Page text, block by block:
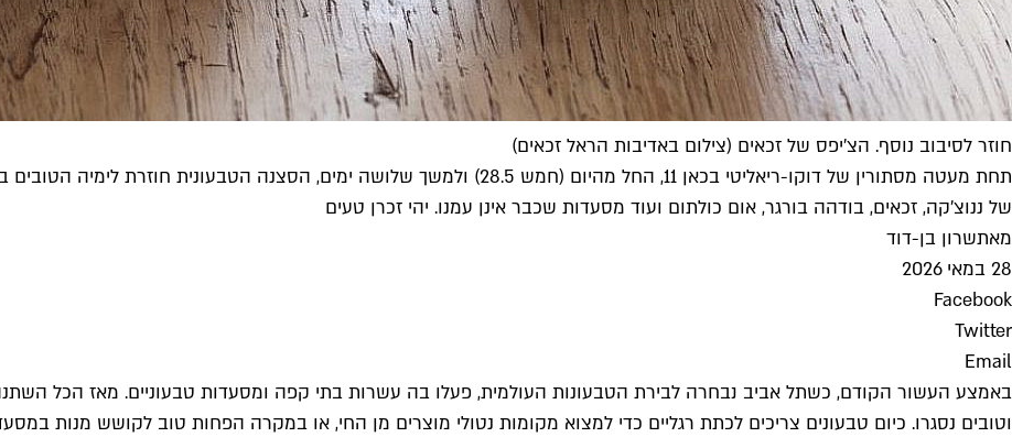
חוזר לסיבוב נוסף. הצ'יפס של זכאים (צילום באדיבות הראל זכאים)
תחת מעטה מסתורין של דוקו-ריאליטי בכאן 11, החל מהיום (חמש 28.5) ולמשך שלושה ימים,
של ננוצ'קה, זכאים, בודהה בורגר, אום כולתום ועוד מסעדות שכבר אינן עמנו. יהי זכרן טעים
מאתשרון בן-דוד
28 במאי 2026
Facebook
Twitter
Email
וטובים נסגרו. כיום טבעונים צריכים לכתת רגליים כדי למצוא מקומות נטולי מוצרים מן החי, או במקרה הפחות טוב לקושש מנות